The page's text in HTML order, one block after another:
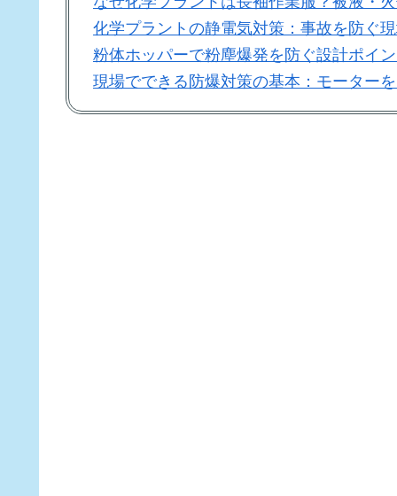
化学プラントの静電気対策：事故を防ぐ
粉体ホッパーで粉塵爆発を防ぐ設計ポイ
現場でできる防爆対策の基本：モーター